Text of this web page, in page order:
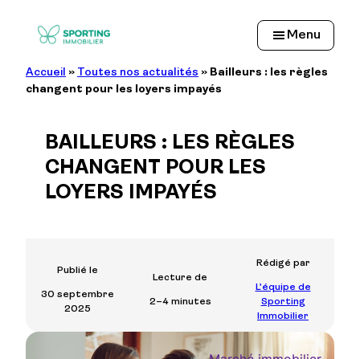
Menu
Accueil » Toutes nos actualités » Bailleurs : les règles
changent pour les loyers impayés
BAILLEURS : LES RÈGLES
CHANGENT POUR LES
LOYERS IMPAYÉS
Publié le
30 septembre
2025
Lecture de
2–4 minutes
Rédigé par
L’équipe de
Sporting
Immobilier